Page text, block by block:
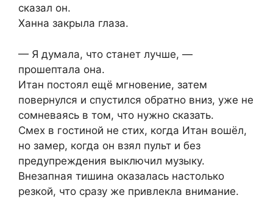
сказал он.
Ханна закрыла глаза.
— Я думала, что станет лучше, —
прошептала она.
Итан постоял ещё мгновение, затем
повернулся и спустился обратно вниз, уже не
сомневаясь в том, что нужно сказать.
Смех в гостиной не стих, когда Итан вошёл,
но замер, когда он взял пульт и без
предупреждения выключил музыку.
Внезапная тишина оказалась настолько
резкой, что сразу же привлекла внимание.